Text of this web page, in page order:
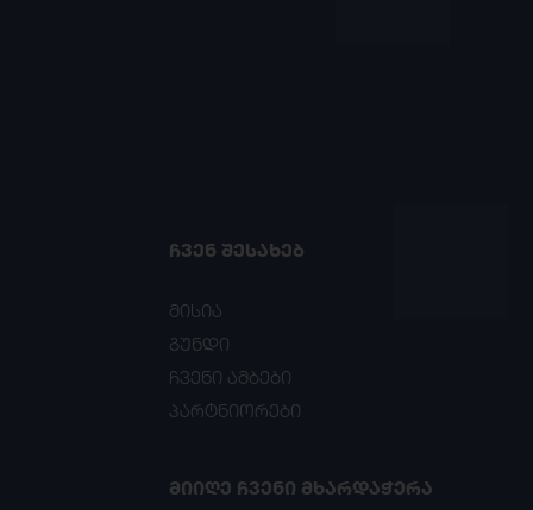
ᲩᲕᲔᲜ ᲨᲔᲡᲐᲮᲔᲑ
მისია
გუნდი
ჩვენი ამბები
პარტნიორები
ᲛᲘᲘᲦᲔ ᲩᲕᲔᲜᲘ ᲛᲮᲐᲠᲓᲐᲭᲔᲠᲐ